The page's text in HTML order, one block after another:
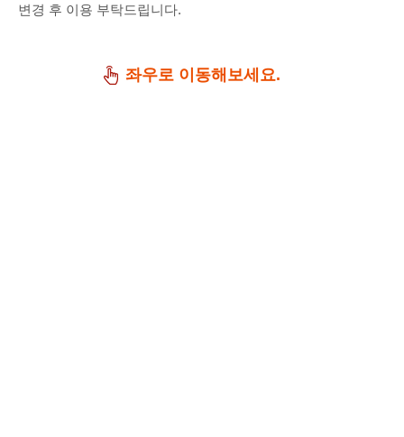
변경 후 이용 부탁드립니다.